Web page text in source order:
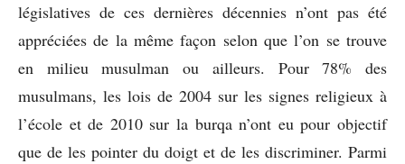
législatives de ces dernières décennies n’ont pas été
appréciées de la même façon selon que l’on se trouve
en milieu musulman ou ailleurs. Pour 78% des
musulmans, les lois de 2004 sur les signes religieux à
l’école et de 2010 sur la burqa n’ont eu pour objectif
que de les pointer du doigt et de les discriminer. Parmi